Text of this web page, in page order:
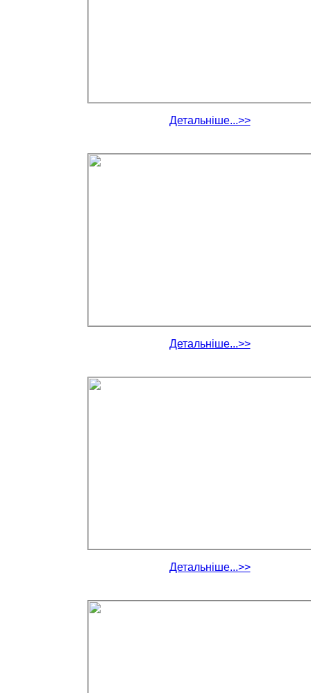
Детальніше...>>
Детальніше...>>
Детальніше...>>